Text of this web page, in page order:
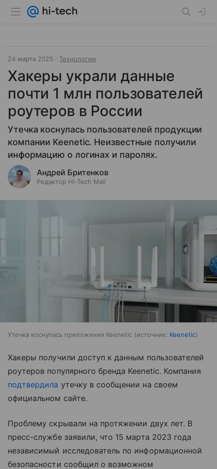
24 марта 2025 Технологии
Хакеры украли данные
почти 1 млн пользователей
роутеров в России
Утечка коснулась пользователей продукции
компании Keenetic. Неизвестные получили
информацию о логинах и паролях.
Андрей Бритенков
Редактор Hi-Tech Mail
Утечка коснулась приложения Keenetic источник: Keenetic
Хакеры получили доступ к данным пользователей
роутеров популярного бренда Keenetic. Компания
подтвердила утечку в сообщении на своем
официальном сайте.
Проблему скрывали на протяжении двух лет. В
пресс-службе заявили, что 15 марта 2023 года
независимый исследователь по информационной
безопасности сообщил о возможном